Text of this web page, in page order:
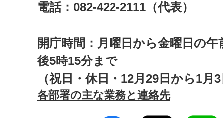
電話：082-422-2111（代表）
開庁時間：月曜日から金曜日の午
後5時15分まで
（祝日・休日・12月29日から1月
各部署の主な業務と連絡先